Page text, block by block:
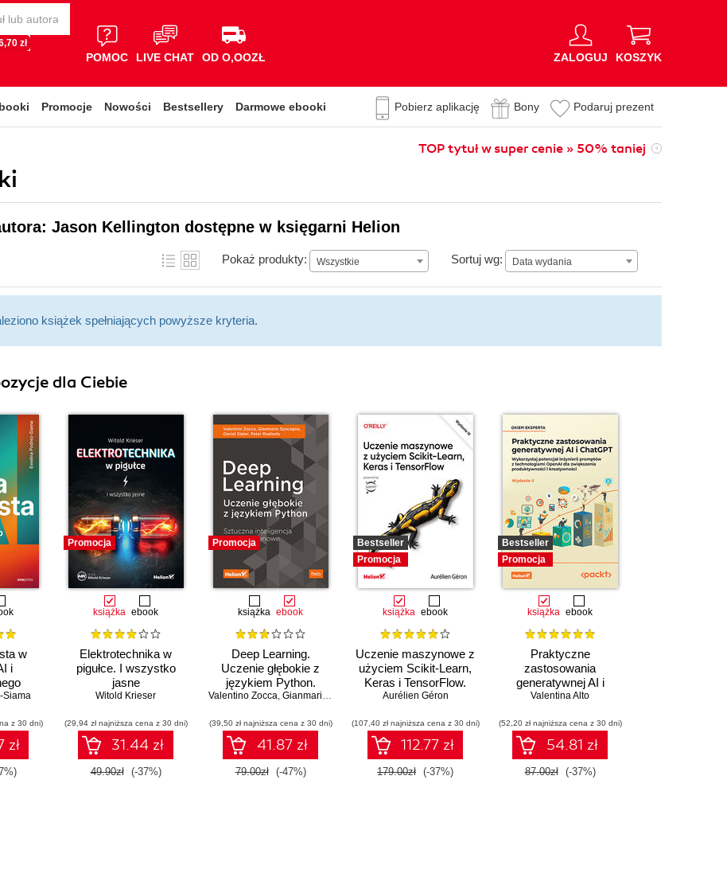
zł
POMOC LIVE CHAT OD O,OOZŁ ZALOGUJ KOSZYK
Promocje Nowości Bestsellery Darmowe ebooki Pobierz aplikację Bony Podaruj prezent
TOP tytuł w super cenie » 50% taniej
Jason Kellington dostępne w księgarni Helion
Pokaż produkty: Wszystkie Sortuj wg: Data wydania
Data wydania
książek spełniających powyższe kryteria.
dla Ciebie
w
i
Siama
z 30 dni)
zł
Promocja
książka ebook
Elektrotechnika w
pigułce. I wszystko
jasne
Witold Krieser
(29,94 zł najniższa cena z 30 dni)
31.44 zł
49.90zł (-37%)
Promocja
książka ebook
Deep Learning.
Uczenie głębokie z
językiem Python.
Sztuczna inteligencja i
Valentino Zocca, Gianmario Spacagna Daniel Slater,Peter Roelants
(39,50 zł najniższa cena z 30 dni)
41.87 zł
79.00zł (-47%)
Bestseller
Promocja
książka ebook
Uczenie maszynowe z
użyciem Scikit-Learn,
Keras i TensorFlow.
Wydanie III
Aurélien Géron
(107,40 zł najniższa cena z 30 dni)
112.77 zł
179.00zł (-37%)
Bestseller
Promocja
książka ebook
Praktyczne
zastosowania
generatywnej AI i
ChatGPT. Wykorzystaj
promptów z
technologiami OpenAI
dla zwiększenia
produktywności i
Valentina Alto
(52,20 zł najniższa cena z 30 dni)
54.81 zł
87.00zł (-37%)